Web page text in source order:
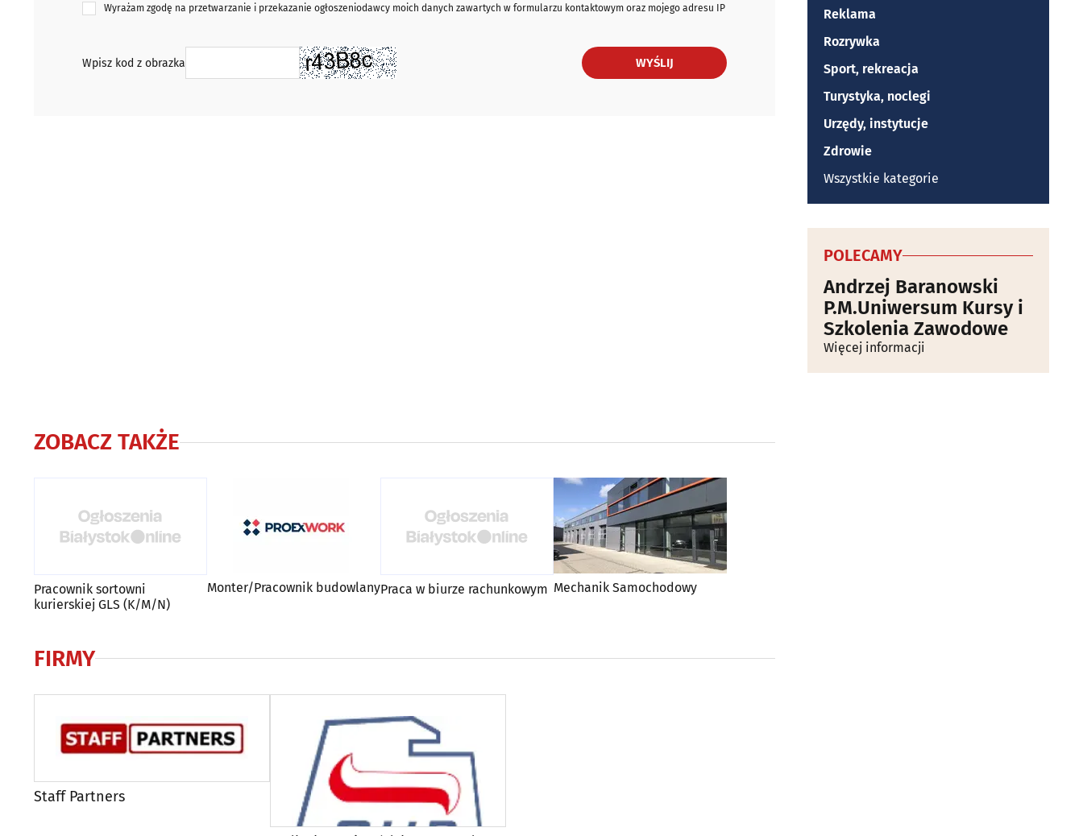
Wyrażam zgodę na przetwarzanie i przekazanie ogłoszeniodawcy moich danych zawartych w formularzu kontaktowym oraz mojego adresu IP
Wpisz kod z obrazka WYŚLIJ
ZOBACZ TAKŻE
Pracownik sortowni
kurierskiej GLS (K/M/N)
Monter/Pracownik budowlanyPraca w biurze rachunkowym Mechanik Samochodowy
FIRMY
Staff Partners
Reklama
Rozrywka
Sport, rekreacja
Turystyka, noclegi
Urzędy, instytucje
Zdrowie
Wszystkie kategorie
POLECAMY
Andrzej Baranowski
P.M.Uniwersum Kursy i
Szkolenia Zawodowe
Więcej informacji